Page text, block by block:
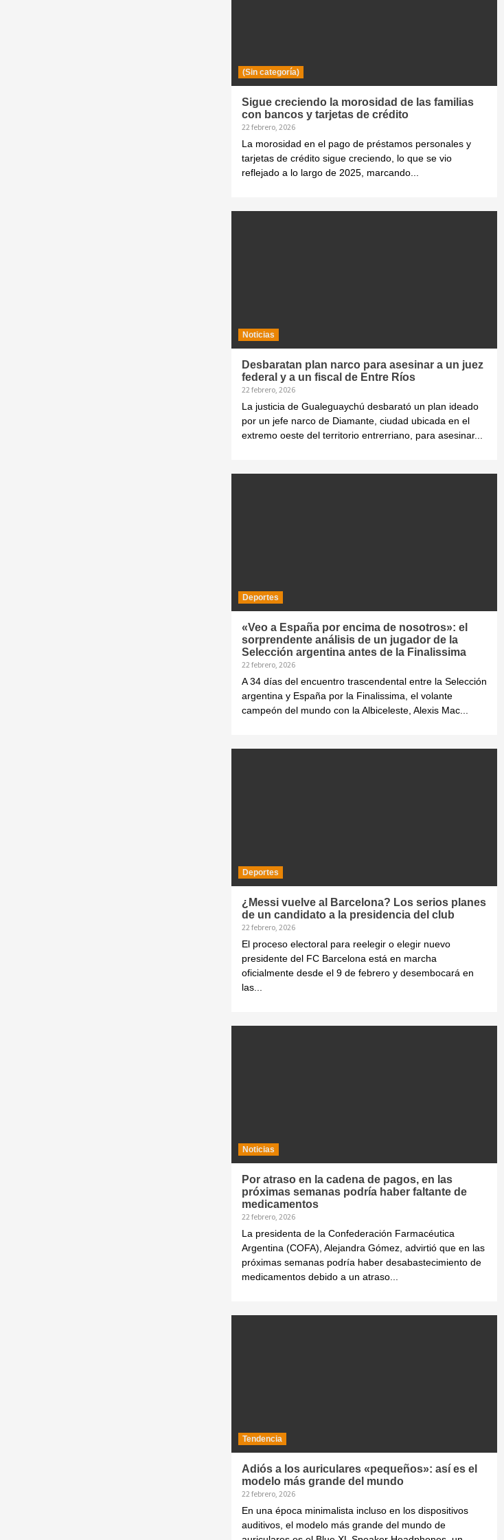
(Sin categoría)
Sigue creciendo la morosidad de las familias
con bancos y tarjetas de crédito
22 febrero, 2026
La morosidad en el pago de préstamos personales y
tarjetas de crédito sigue creciendo, lo que se vio
reflejado a lo largo de 2025, marcando...
Noticias
Desbaratan plan narco para asesinar a un juez
federal y a un fiscal de Entre Ríos
22 febrero, 2026
La justicia de Gualeguaychú desbarató un plan ideado
por un jefe narco de Diamante, ciudad ubicada en el
extremo oeste del territorio entrerriano, para asesinar...
Deportes
«Veo a España por encima de nosotros»: el
sorprendente análisis de un jugador de la
Selección argentina antes de la Finalissima
22 febrero, 2026
A 34 días del encuentro trascendental entre la Selección
argentina y España por la Finalissima, el volante
campeón del mundo con la Albiceleste, Alexis Mac...
Deportes
¿Messi vuelve al Barcelona? Los serios planes
de un candidato a la presidencia del club
22 febrero, 2026
El proceso electoral para reelegir o elegir nuevo
presidente del FC Barcelona está en marcha
oficialmente desde el 9 de febrero y desembocará en
las...
Noticias
Por atraso en la cadena de pagos, en las
próximas semanas podría haber faltante de
medicamentos
22 febrero, 2026
La presidenta de la Confederación Farmacéutica
Argentina (COFA), Alejandra Gómez, advirtió que en las
próximas semanas podría haber desabastecimiento de
medicamentos debido a un atraso...
Tendencia
Adiós a los auriculares «pequeños»: así es el
modelo más grande del mundo
22 febrero, 2026
En una época minimalista incluso en los dispositivos
auditivos, el modelo más grande del mundo de